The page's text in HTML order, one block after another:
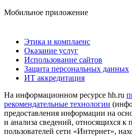
Мобильное приложение
Этика и комплаенс
Оказание услуг
Использование сайтов
Защита персональных данных
ИТ аккредитация
На информационном ресурсе hh.ru
рекомендательные технологии
предоставления информации на
и анализа сведений, относящихся к
пользователей сети «Интернет»,